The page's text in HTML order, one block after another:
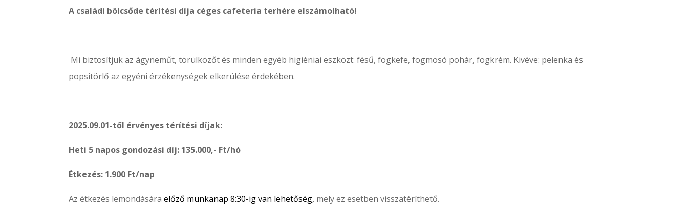
A családi bölcsőde térítési díja céges cafeteria terhére elszámolható!
Mi biztosítjuk az ágyneműt, törülközőt és minden egyéb higiéniai eszközt: fésű, fogkefe, fogmosó pohár, fogkrém. Kivéve: pelenka és
popsitörlő az egyéni érzékenységek elkerülése érdekében.
2025.09.01-től érvényes térítési díjak:
​Heti 5 napos gondozási díj: 135.000,- Ft/hó
Étkezés: 1.900 Ft/nap
Az étkezés lemondására előző munkanap 8:30-ig van lehetőség, mely ez esetben visszatéríthető.